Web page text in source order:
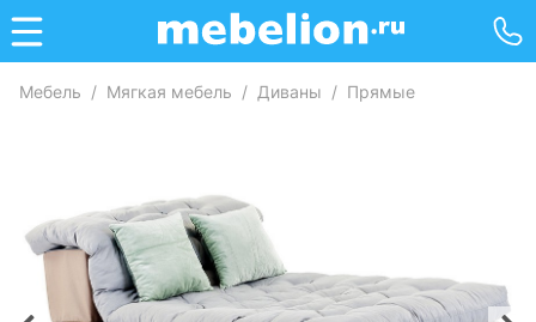
Мебель / Мягкая мебель / Диваны / Прямые